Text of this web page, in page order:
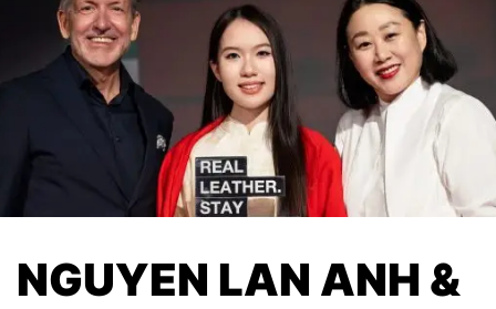
NGUYEN LAN ANH &